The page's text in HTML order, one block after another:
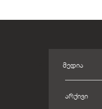
ᲛᲔᲓᲘᲐ
ᲐᲠᲥᲘᲕᲘ